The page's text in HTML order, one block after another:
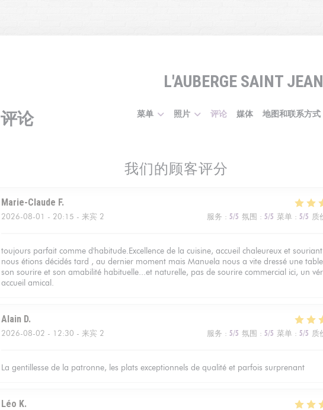
L'AUBERGE SAINT JEAN
菜单 照片 评论 媒体 地图和联系方式
评论
我们的顾客评分
Marie-Claude F
2026-08-01 - 20:15 - 来宾 2 服务 : 5/5 氛围 : 5/5 菜单: 5/5 质
toujours parfait comme d'habitude.Excellence de la cuisine, accueil chaleureux et
nous étions décidés tard , au dernier moment mais Manuela nous a vite dressé une
son sourire et son amabilité habituelle...et naturelle, pas de sourire commercial ici, un
accueil amical.
Alain D
2026-08-02 - 12:30 - 来宾 2 服务 : 5/5 氛围 : 5/5 菜单: 5/5 质
La gentillesse de la patronne, les plats exceptionnels de qualité et parfois surprenant
Léo K